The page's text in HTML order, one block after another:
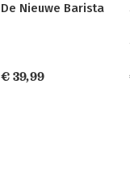
De Nieuwe Barista
€ 39,99